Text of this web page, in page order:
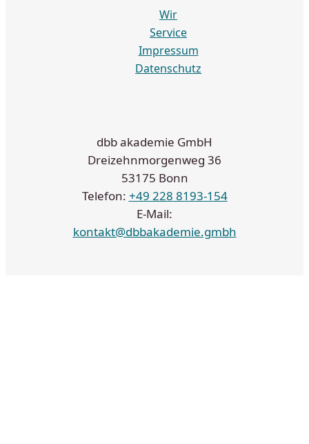
Wir
Service
Impressum
Datenschutz
dbb akademie GmbH
Dreizehnmorgenweg 36
53175 Bonn
Telefon: +49 228 8193-154
E-Mail:
kontakt@dbbakademie.gmbh